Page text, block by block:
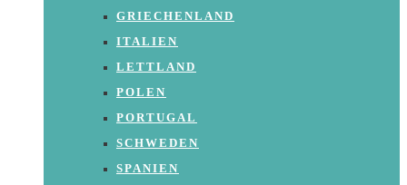
GRIECHENLAND
ITALIEN
LETTLAND
POLEN
PORTUGAL
SCHWEDEN
SPANIEN